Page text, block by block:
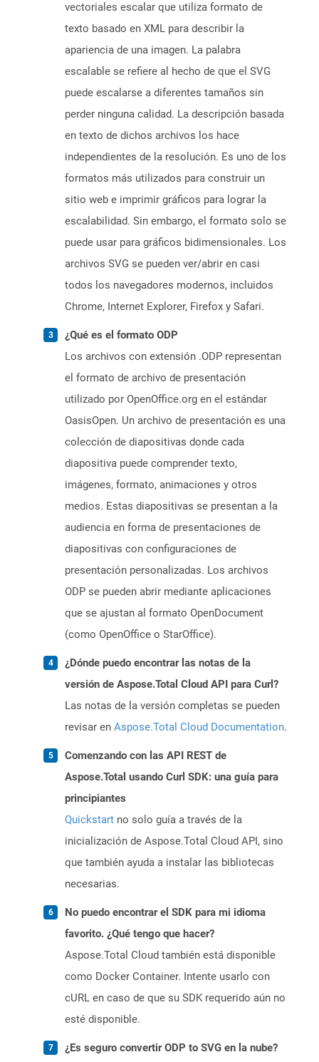
vectoriales escalar que utiliza formato de
texto basado en XML para describir la
apariencia de una imagen. La palabra
escalable se refiere al hecho de que el SVG
puede escalarse a diferentes tamaños sin
perder ninguna calidad. La descripción basada
en texto de dichos archivos los hace
independientes de la resolución. Es uno de los
formatos más utilizados para construir un
sitio web e imprimir gráficos para lograr la
escalabilidad. Sin embargo, el formato solo se
puede usar para gráficos bidimensionales. Los
archivos SVG se pueden ver/abrir en casi
todos los navegadores modernos, incluidos
Chrome, Internet Explorer, Firefox y Safari.
¿Qué es el formato ODP
Los archivos con extensión .ODP representan
el formato de archivo de presentación
utilizado por OpenOffice.org en el estándar
OasisOpen. Un archivo de presentación es una
colección de diapositivas donde cada
diapositiva puede comprender texto,
imágenes, formato, animaciones y otros
medios. Estas diapositivas se presentan a la
audiencia en forma de presentaciones de
diapositivas con configuraciones de
presentación personalizadas. Los archivos
ODP se pueden abrir mediante aplicaciones
que se ajustan al formato OpenDocument
(como OpenOffice o StarOffice).
¿Dónde puedo encontrar las notas de la
versión de Aspose.Total Cloud API para Curl?
Las notas de la versión completas se pueden
revisar en Aspose.Total Cloud Documentation.
Comenzando con las API REST de
Aspose.Total usando Curl SDK: una guía para
principiantes
Quickstart no solo guía a través de la
inicialización de Aspose.Total Cloud API, sino
que también ayuda a instalar las bibliotecas
necesarias.
No puedo encontrar el SDK para mi idioma
favorito. ¿Qué tengo que hacer?
Aspose.Total Cloud también está disponible
como Docker Container. Intente usarlo con
cURL en caso de que su SDK requerido aún no
esté disponible.
¿Es seguro convertir ODP to SVG en la nube?